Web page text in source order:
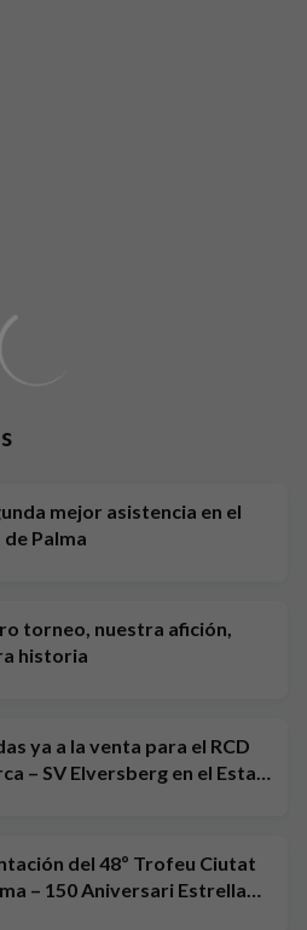
mejor asistencia en el
Palma
torneo, nuestra afición,
historia
ya a la venta para el RCD
– SV Elversberg en el Estadi
Son Moix
del 48º Trofeu Ciutat
– 150 Aniversari Estrella